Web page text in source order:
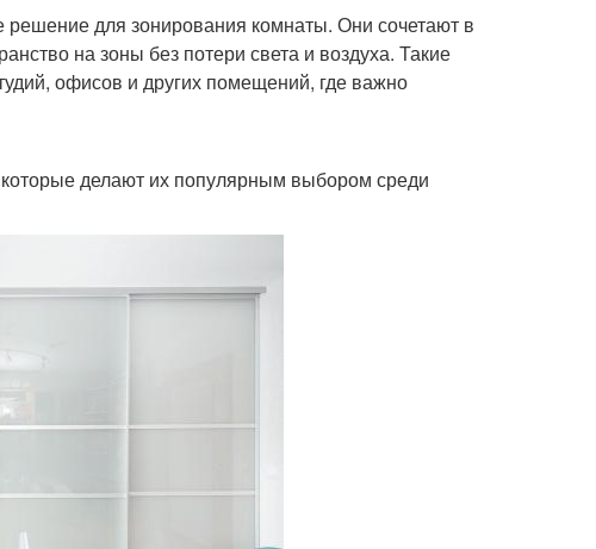
для зонирования комнаты. Они сочетают в
на зоны без потери света и воздуха. Такие
офисов и других помещений, где важно
делают их популярным выбором среди